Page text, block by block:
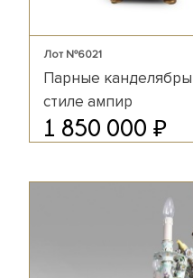
Лот №6021
Парные
стиле ампир
1 850 000 ₽